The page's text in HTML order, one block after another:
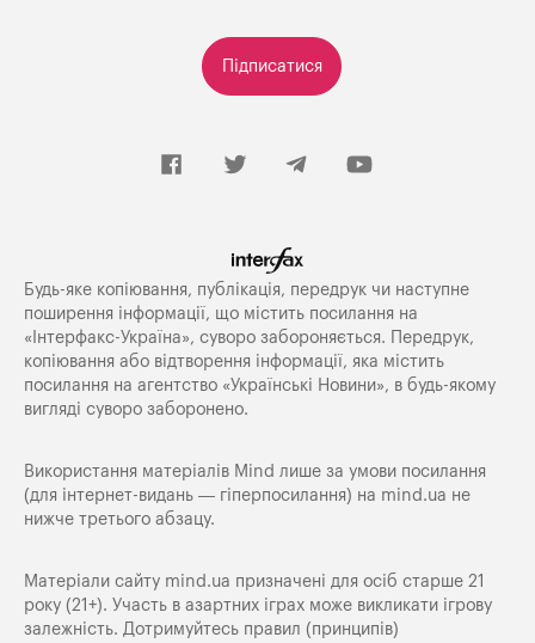
Підписатися
Будь-яке копiювання, публiкацiя, передрук чи наступне
поширення iнформацiї, що мiстить посилання на
«Iнтерфакс-Україна», суворо забороняється. Передрук,
копіювання або відтворення інформації, яка містить
посилання на агентство «Українські Новини», в будь-якому
вигляді суворо заборонено.
Використання матеріалів Mind лише за умови посилання
(для інтернет-видань — гіперпосилання) на mind.ua не
нижче третього абзацу.
Матеріали сайту mind.ua призначені для осіб старше 21
року (21+). Участь в азартних іграх може викликати ігрову
залежність. Дотримуйтесь правил (принципів)